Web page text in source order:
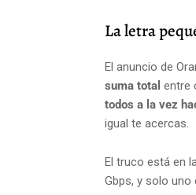
La letra
El anuncio de
suma total entre
todos a la vez
igual te acercas.
El truco está en
Gbps, y solo